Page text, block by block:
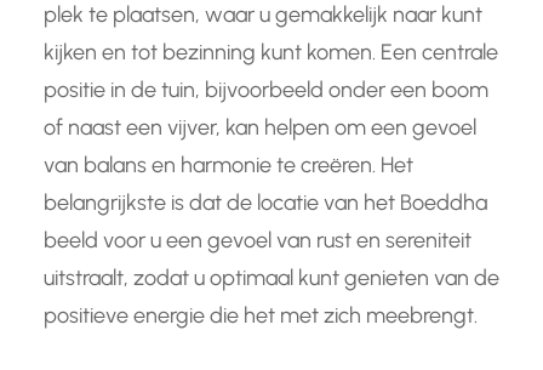
plek te plaatsen, waar u gemakkelijk naar kunt
kijken en tot bezinning kunt komen. Een centrale
positie in de tuin, bijvoorbeeld onder een boom
of naast een vijver, kan helpen om een gevoel
van balans en harmonie te creëren. Het
belangrijkste is dat de locatie van het Boeddha
beeld voor u een gevoel van rust en sereniteit
uitstraalt, zodat u optimaal kunt genieten van de
positieve energie die het met zich meebrengt.